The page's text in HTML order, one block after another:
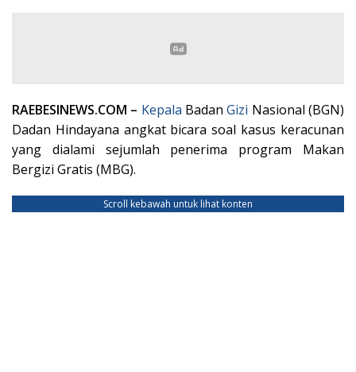
RAEBESINEWS.COM – Kepala BadanGizi Nasional (BGN)
Dadan Hindayana angkat bicara soal kasus keracunan
yang dialami sejumlah penerima program Makan
Bergizi Gratis (MBG).
Scroll kebawah untuk lihat konten